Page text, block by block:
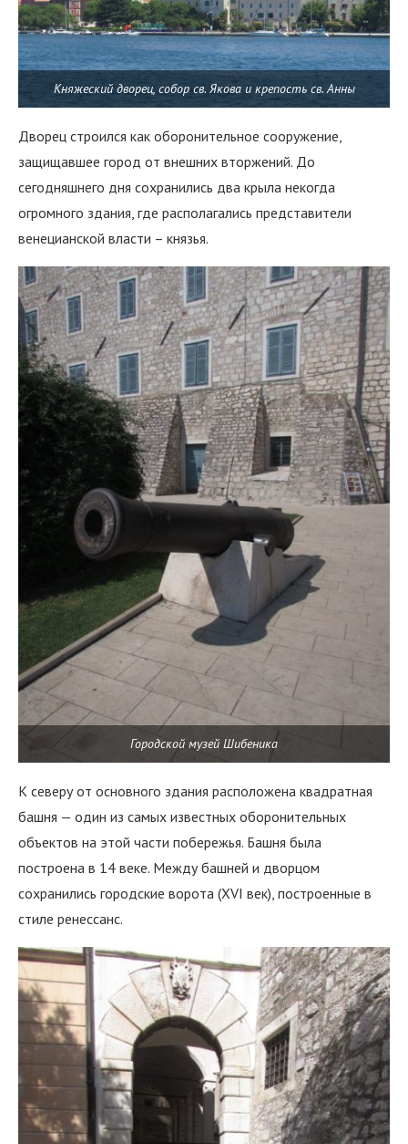
Княжеский дворец, собор св. Якова и крепость св. Анны
Дворец строился как оборонительное сооружение,
защищавшее город от внешних вторжений. До
сегодняшнего дня сохранились два крыла некогда
огромного здания, где располагались представители
венецианской власти – князья.
Городской музей Шибеника
К северу от основного здания расположена квадратная
башня — один из самых известных оборонительных
объектов на этой части побережья. Башня была
построена в 14 веке. Между башней и дворцом
сохранились городские ворота (XVI век), построенные в
стиле ренессанс.